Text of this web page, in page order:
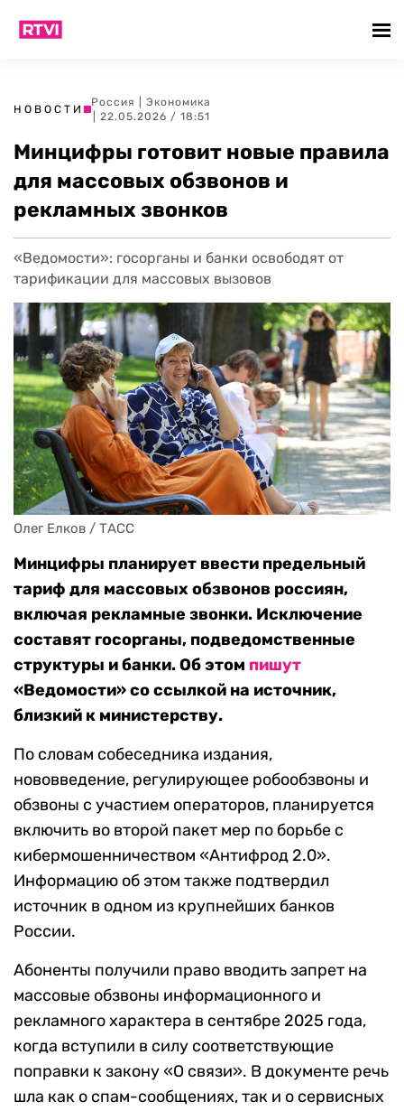
НОВОСТИ
Россия
Экономика
| 22.05.2026 / 18:51
Минцифры готовит новые правила
для массовых обзвонов и
рекламных звонков
«Ведомости»: госорганы и банки освободят от
тарификации для массовых вызовов
Олег Елков / ТАСС
Минцифры планирует ввести предельный
тариф для массовых обзвонов россиян,
включая рекламные звонки. Исключение
составят госорганы, подведомственные
структуры и банки. Об этом пишут
«Ведомости» со ссылкой на источник,
близкий к министерству.
По словам собеседника издания,
нововведение, регулирующее робообзвоны и
обзвоны с участием операторов, планируется
включить во второй пакет мер по борьбе с
кибермошенничеством «Антифрод 2.0».
Информацию об этом также подтвердил
источник в одном из крупнейших банков
России.
Абоненты получили право вводить запрет на
массовые обзвоны информационного и
рекламного характера в сентябре 2025 года,
когда вступили в силу соответствующие
поправки к закону «О связи». В документе речь
шла как о спам-сообщениях, так и о сервисных